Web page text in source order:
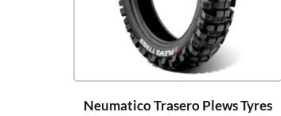
Neumatico Trasero Plews Tyres